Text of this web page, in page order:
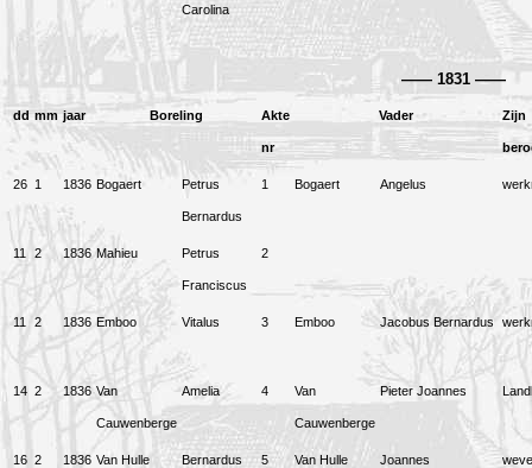
Carolina
—— 1831 ——
dd mm jaar Boreling Akte
nr
Vader Zijn
26 1 1836 Bogaert Petrus
Bernardus
1 Bogaert Angelus
11 2 1836 Mahieu Petrus
Franciscus
2
11 2 1836 Emboo Vitalus 3 Emboo Jacobus Bernardus
14 2 1836 Van
Cauwenberge
Amelia 4 Van
Cauwenberge
Pieter Joannes
16 2 1836 Van Hulle Bernardus 5 Van Hulle Joannes